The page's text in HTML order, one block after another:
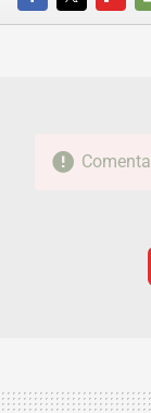
FACEBOOKTWITTER